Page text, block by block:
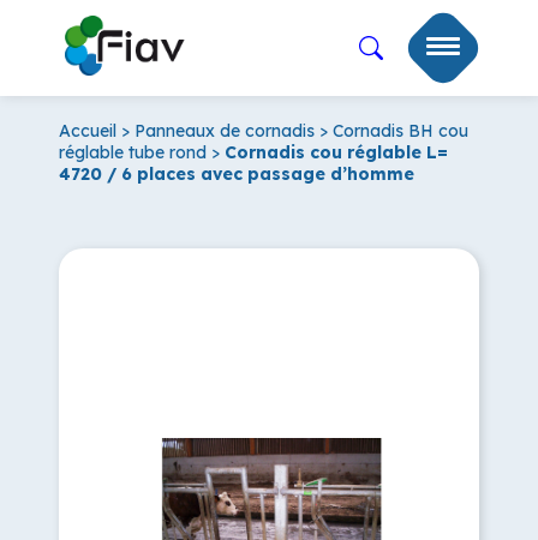
Accueil > Panneaux de cornadis > Cornadis BH cou
réglable tube rond > Cornadis cou réglable L=
4720 / 6 places avec passage d’homme